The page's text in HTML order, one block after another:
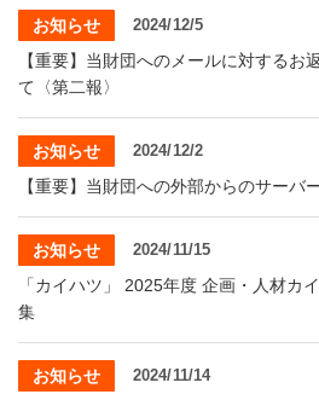
・ フロアマップ
・ レストラン/カフェ
お知らせ 2024/12/5
【重要】当財団へのメールに対するお
て〈第二報〉
お知らせ 2024/12/2
【重要】当財団への外部からのサーバ
お知らせ 2024/11/15
「カイハツ」 2025年度 企画・人材カ
集
お知らせ 2024/11/14